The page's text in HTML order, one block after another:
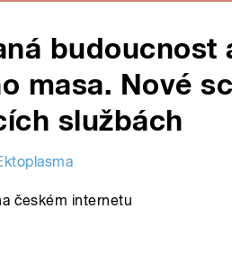
budoucnost
masa. Nové
službách
českém internetu